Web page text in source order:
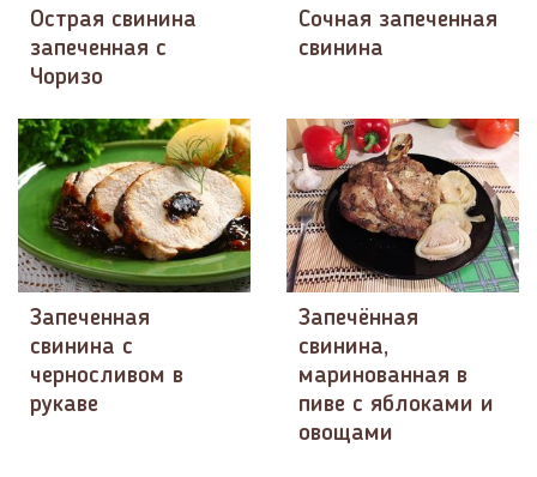
Острая свинина
запеченная с
Чоризо
Сочная запеченная
свинина
Запеченная
свинина с
черносливом в
рукаве
Запечённая
свинина,
маринованная в
пиве с яблоками и
овощами